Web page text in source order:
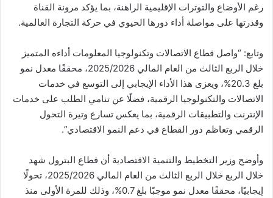
رغم الأوضاع والتوترات الإقليمية الراهنة، بما يؤكد مرونة القناة
وقدرتها على مواصلة أداء دورها الحيوي في حركة التجارة العالمية.
وتابع: “واصل قطاع الاتصالات وتكنولوجيا المعلومات أداءه المتميز
خلال الربع الثالث من العام المالي 2025/2026، محققًا معدل نمو
بلغ 20.3%، ويعزى هذا الأداء الإيجابي إلى التوسع في خدمات
الاتصالات والتكنولوجيا الرقمية، فضلًا عن تنامي الطلب على خدمات
الإنترنت والتطبيقات الرقمية، بما يعكس تسارع وتيرة التحول
الرقمي وتعاظم دور القطاع في دعم النمو الاقتصادي”.
وأوضح وزير التخطيط والتنمية الاقتصادية أن قطاع البترول شهد
خلال الربع خلال الربع الثالث من العام المالي 2025/2026، تحولًا
إيجابيًا، محققًا معدل نمو موجبًا بلغ 0.7%، وذلك للمرة الأولى منذ